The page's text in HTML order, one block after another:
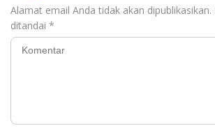
Alamat email Anda tidak akan dipublikasikan.
ditandai *